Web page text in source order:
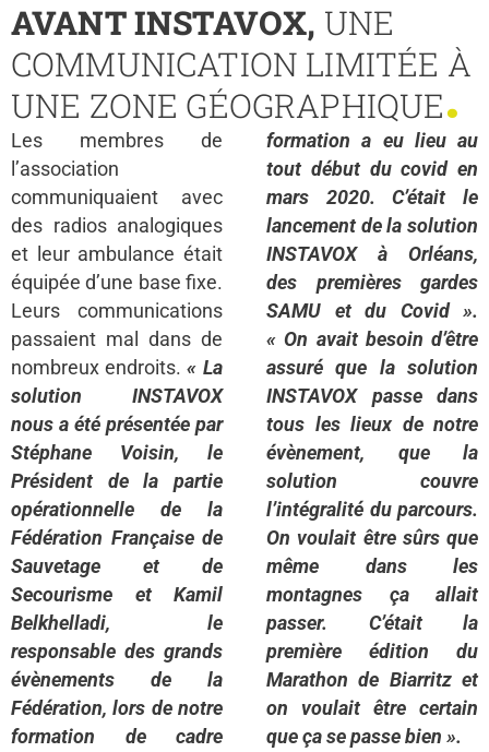
AVANT INSTAVOX, UNE
COMMUNICATION LIMITÉE À
UNE ZONE GÉOGRAPHIQUE.
Les membres de
l’association
communiquaient avec
des radios analogiques
et leur ambulance était
équipée d’une base fixe.
Leurs communications
passaient mal dans de
nombreux endroits. « La
solution INSTAVOX
nous a été présentée par
Stéphane Voisin, le
Président de la partie
opérationnelle de la
Fédération Française de
Sauvetage et de
Secourisme et Kamil
Belkhelladi, le
responsable des grands
évènements de la
Fédération, lors de notre
formation de cadre
formation a eu lieu au
tout début du covid en
mars 2020. C’était le
lancement de la solution
INSTAVOX à Orléans,
des premières gardes
SAMU et du Covid ».
« On avait besoin d’être
assuré que la solution
INSTAVOX passe dans
tous les lieux de notre
évènement, que la
solution couvre
l’intégralité du parcours.
On voulait être sûrs que
même dans les
montagnes ça allait
passer. C’était la
première édition du
Marathon de Biarritz et
on voulait être certain
que ça se passe bien ».